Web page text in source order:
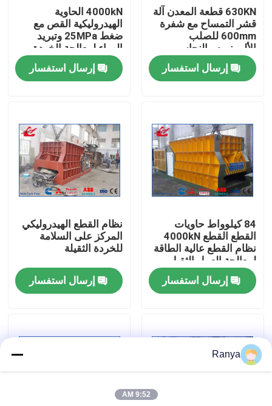
المنزل
حولنا
جولة في المصنع
اتصل بنا
أخبار
اطلب اقتباس
630KN قطعة المعدن آلة
قشر التمساح مع شفرة
600mm للصلب
الألومنيوم والنحاس
الخردة
إرسال استفسار
4000kN الحاوية
الهيدروليكية القص مع
ضغط 25MPa وتبريد
الهواء لمعالجة الخردة
إرسال استفسار
84 كيلوواط حاويات
القطع القطع 4000kN
نظام القطع عالية الطاقة
لمعالجة العمل الثقيل
إرسال استفسار
نظام القطع الهيدروليكي
المركز على السلامة
للخردة الثقيلة
إرسال استفسار
Ranya
9:52 AM